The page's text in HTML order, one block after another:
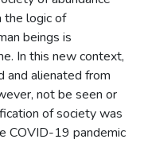
the logic of
beings is
In this new context,
and alienated from
not be seen or
of society was
COVID-19 pandemic